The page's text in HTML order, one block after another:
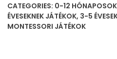
蜜
蜂
蜂
CATEGORIES: 0-12
ÉVESEKNEK JÁTÉKOK, 3-5
MONTESSORI JÁTÉKOK